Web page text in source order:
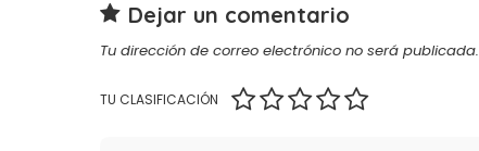
Dejar un comentario
Tu dirección de correo electrónico no será publicada.
TU CLASIFICACIÓN